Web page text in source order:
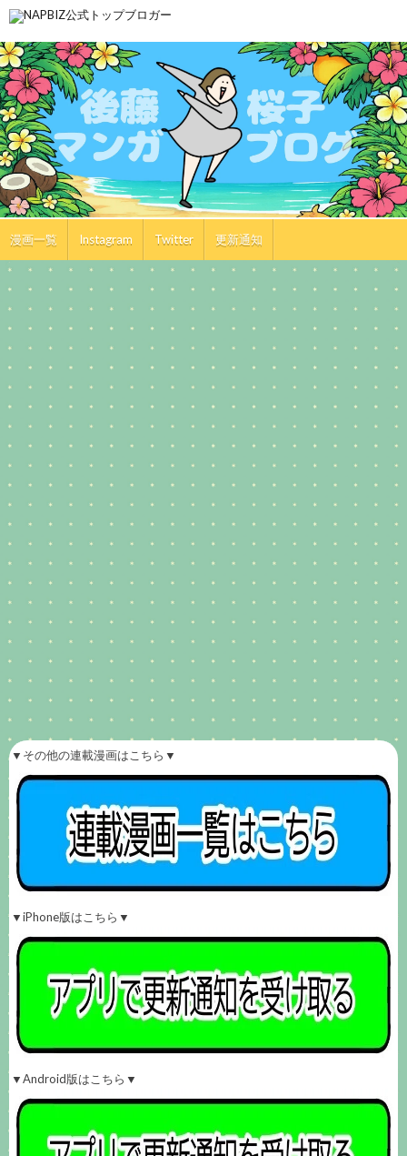
漫画一覧 Instagram Twitter 更新通知
▼その他の連載漫画はこちら▼
▼iPhone版はこちら▼
▼Android版はこちら▼